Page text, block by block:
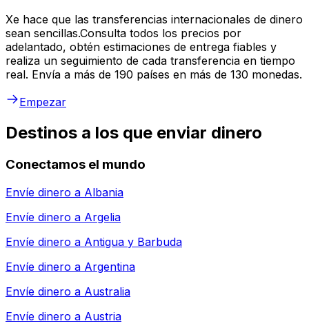
Xe hace que las transferencias internacionales de dinero
sean sencillas.Consulta todos los precios por
adelantado, obtén estimaciones de entrega fiables y
realiza un seguimiento de cada transferencia en tiempo
real. Envía a más de 190 países en más de 130 monedas.
Empezar
Destinos a los que enviar dinero
Conectamos el mundo
Envíe dinero a Albania
Envíe dinero a Argelia
Envíe dinero a Antigua y Barbuda
Envíe dinero a Argentina
Envíe dinero a Australia
Envíe dinero a Austria